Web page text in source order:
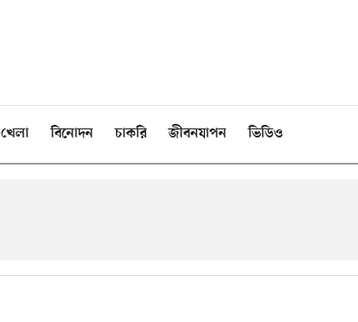
খেলা বিনোদন চাকরি জীবনযাপন ভিডিও